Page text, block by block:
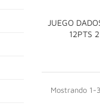
JUEGO
12PTS

Mostrando